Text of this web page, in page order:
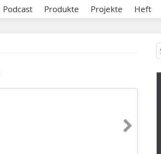
Podcast Produkte Projekte Heft